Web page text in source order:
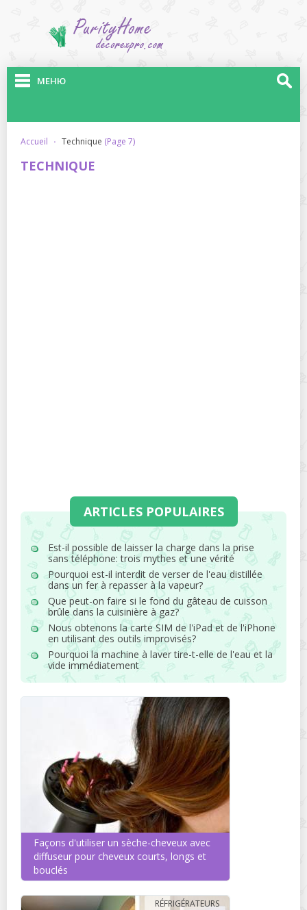
МЕНЮ
accueil · technique (Page 7)
TECHNIQUE
ARTICLES POPULAIRES
Est-il possible de laisser la charge dans la prise
sans téléphone: trois mythes et une vérité
Pourquoi est-il interdit de verser de l'eau distillée
dans un fer à repasser à la vapeur?
Que peut-on faire si le fond du gâteau de cuisson
brûle dans la cuisinière à gaz?
Nous obtenons la carte SIM de l'iPad et de l'iPhone
en utilisant des outils improvisés?
Pourquoi la machine à laver tire-t-elle de l'eau et la
vide immédiatement
Façons d'utiliser un sèche-cheveux avec
diffuseur pour cheveux courts, longs et
bouclés
RÉFRIGÉRATEURS